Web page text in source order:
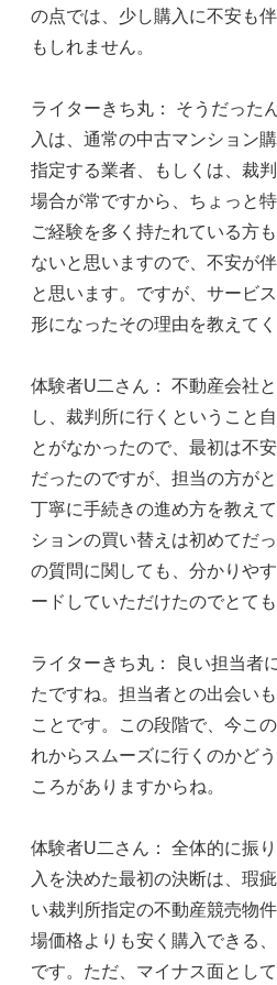
の点では、少し購入に不安も
もしれません。
ライターきち丸： そうだった
入は、通常の中古マンション
指定する業者、もしくは、裁
場合が常ですから、ちょっと
ご経験を多く持たれている方
ないと思いますので、不安が
と思います。ですが、サービ
形になったその理由を教えてく
体験者U二さん： 不動産会社
し、裁判所に行くということ
とがなかったので、最初は不
だったのですが、担当の方が
丁寧に手続きの進め方を教え
ションの買い替えは初めてだ
の質問に関しても、分かりや
ードしていただけたのでとて
ライターきち丸： 良い担当者
たですね。担当者との出会い
ことです。この段階で、今こ
れからスムーズに行くのかど
ころがありますからね。
体験者U二さん： 全体的に振
入を決めた最初の決断は、瑕
い裁判所指定の不動産競売物
場価格よりも安く購入できる
です。ただ、マイナス面とし